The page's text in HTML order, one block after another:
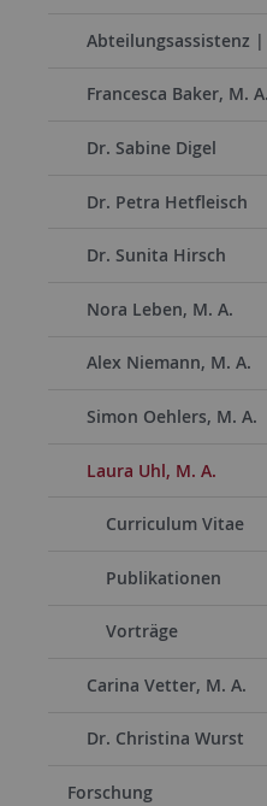
Abteilungsassistenz
Francesca Baker, M. A.
Dr. Sabine Digel
Dr. Petra Hetfleisch
Dr. Sunita Hirsch
Nora Leben, M. A.
Alex Niemann, M. A.
Simon Oehlers, M. A.
Laura Uhl, M. A.
Curriculum Vitae
Publikationen
Vorträge
Carina Vetter, M. A.
Dr. Christina Wurst
Forschung